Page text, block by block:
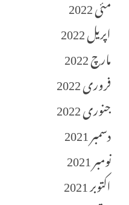
مئی 2022
اپریل 2022
مارچ 2022
فروری 2022
جنوری 2022
دسمبر 2021
نومبر 2021
اکتوبر 2021